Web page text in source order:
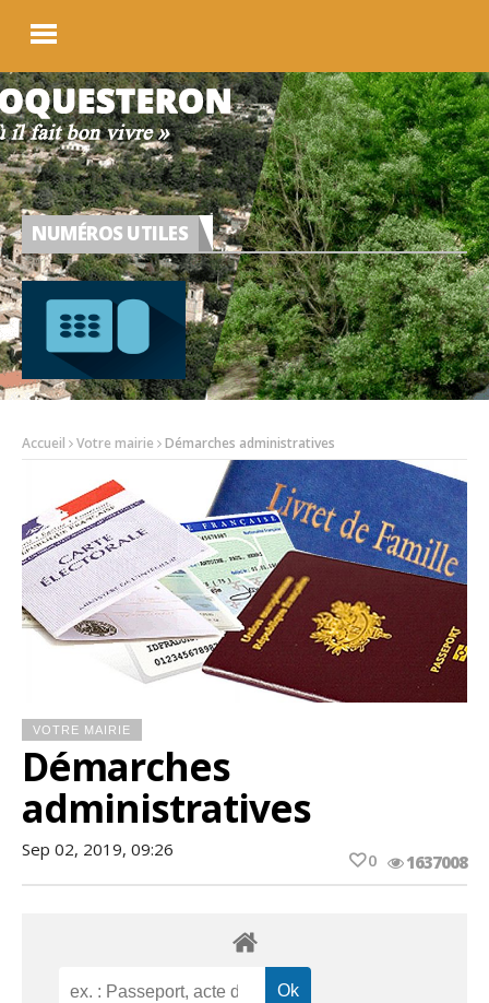
NUMÉROS UTILES
Accueil Votre mairie Démarches administratives
VOTRE MAIRIE
Démarches
administratives
Sep 02, 2019, 09:26
1637008
0